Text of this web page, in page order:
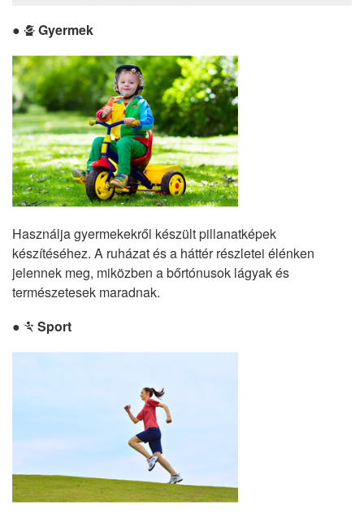
p Gyermek
Használja gyermekekről készült pillanatképek
készítéséhez. A ruházat és a háttér részletei élénken
jelennek meg, miközben a bőrtónusok lágyak és
természetesek maradnak.
m Sport